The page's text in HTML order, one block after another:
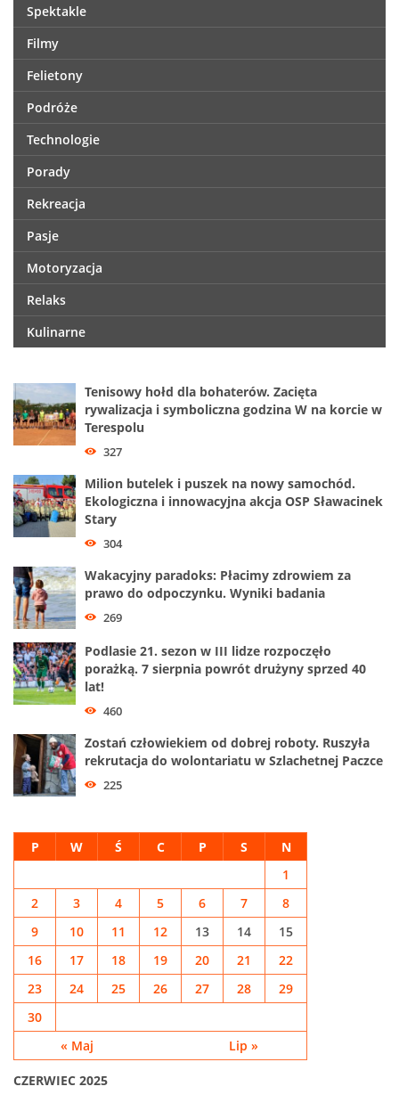
Spektakle
Filmy
Felietony
Podróże
Technologie
Porady
Rekreacja
Pasje
Motoryzacja
Relaks
Kulinarne
Tenisowy hołd dla bohaterów. Zacięta
rywalizacja i symboliczna godzina W na korcie w
Terespolu
327
Milion butelek i puszek na nowy samochód.
Ekologiczna i innowacyjna akcja OSP Sławacinek
Stary
304
Wakacyjny paradoks: Płacimy zdrowiem za
prawo do odpoczynku. Wyniki badania
269
Podlasie 21. sezon w III lidze rozpoczęło
porażką. 7 sierpnia powrót drużyny sprzed 40
lat!
460
Zostań człowiekiem od dobrej roboty. Ruszyła
rekrutacja do wolontariatu w Szlachetnej Paczce
225
CZERWIEC 2025
P W Ś C P S N
« Maj Lip »
1
2
3 4 5 6 7
8
9
10 11 12 13 14
15
16
17 18 19 20 21
22
23
24 25 26 27 28
29
30